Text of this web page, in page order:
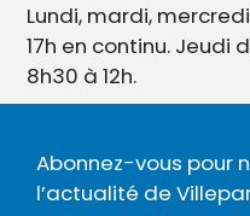
Lundi, mardi,
17h en continu. Jeudi
8h30 à 12h.
Abonnez-vous pour
l’actualité de